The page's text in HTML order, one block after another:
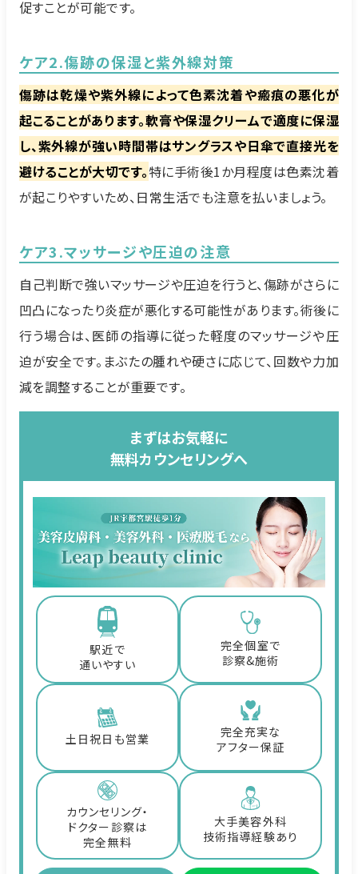
促すことが可能です。
ケア2.傷跡の保湿と紫外線対策
傷跡は乾燥や紫外線によって色素沈着や瘢痕の悪化が
起こることがあります。軟膏や保湿クリームで適度に保湿
し、紫外線が強い時間帯はサングラスや日傘で直接光を
避けることが大切です。特に手術後1か月程度は色素沈着
が起こりやすいため、日常生活でも注意を払いましょう。
ケア3.マッサージや圧迫の注意
自己判断で強いマッサージや圧迫を行うと、傷跡がさらに
凹凸になったり炎症が悪化する可能性があります。術後に
行う場合は、医師の指導に従った軽度のマッサージや圧
迫が安全です。まぶたの腫れや硬さに応じて、回数や力加
減を調整することが重要です。
まずはお気軽に
無料カウンセリングへ
駅近で
通いやすい
完全個室で
診察&施術
土日祝日も営業
完全充実な
アフター保証
カウンセリング・
ドクター診察は
完全無料
大手美容外科
技術指導経験あり